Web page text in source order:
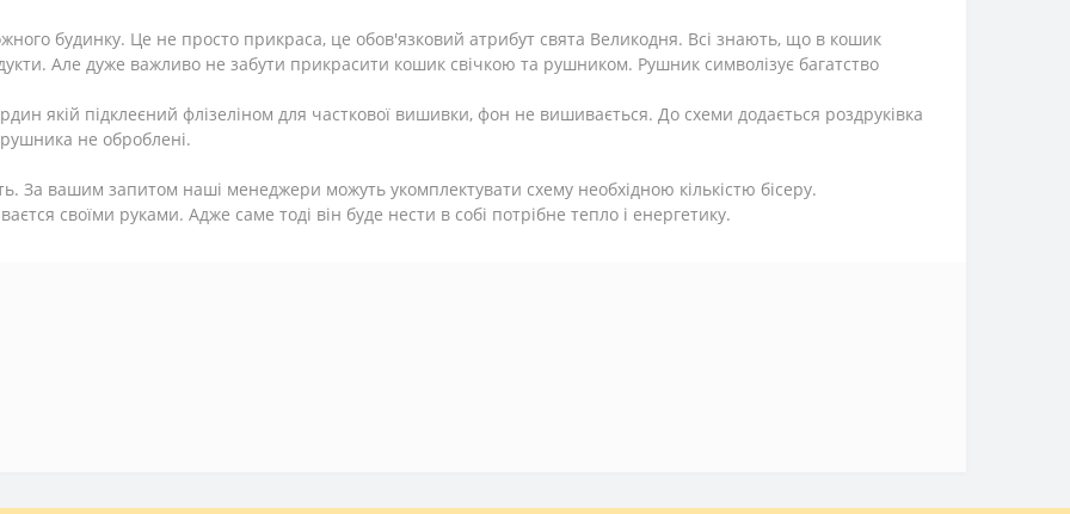
будинку. Це не просто прикраса, це обов'язковий атрибут свята Великодня. Всі знають, що в кошик
Але дуже важливо не забути прикрасити кошик свічкою та рушником. Рушник символізує багатство
якій підклеєний флізеліном для часткової вишивки, фон не вишивається. До схеми додається роздруківка
рушника не оброблені.
За вашим запитом наші менеджери можуть укомплектувати схему необхідною кількістю бісеру.
своїми руками. Адже саме тоді він буде нести в собі потрібне тепло і енергетику.